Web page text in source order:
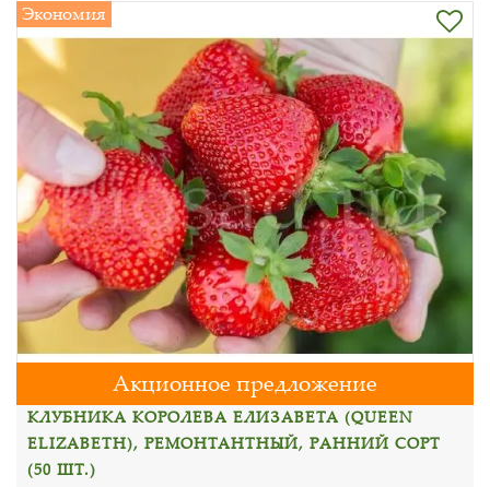
Экономия
Акционное предложение
КЛУБНИКА КОРОЛЕВА ЕЛИЗАВЕТА (QUEEN
ELIZABETH), РЕМОНТАНТНЫЙ, РАННИЙ СОРТ
(50 ШТ.)